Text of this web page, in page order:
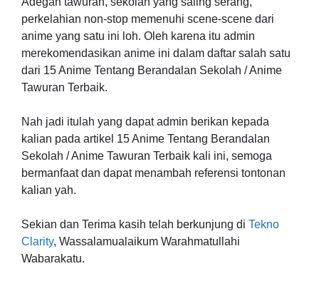
perkelahian non-stop memenuhi scene-scene dari
anime yang satu ini loh. Oleh karena itu admin
merekomendasikan anime ini dalam daftar salah satu
dari 15 Anime Tentang Berandalan Sekolah / Anime
Tawuran Terbaik.
Nah jadi itulah yang dapat admin berikan kepada
kalian pada artikel 15 Anime Tentang Berandalan
Sekolah / Anime Tawuran Terbaik kali ini, semoga
bermanfaat dan dapat menambah referensi tontonan
kalian yah.
Sekian dan Terima kasih telah berkunjung di Tekno
Clarity, Wassalamualaikum Warahmatullahi
Wabarakatu.